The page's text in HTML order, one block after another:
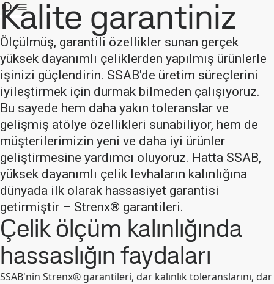
Kalite garantiniz
Ölçülmüş, garantili özellikler sunan gerçek
yüksek dayanımlı çeliklerden yapılmış ürünlerle
işinizi güçlendirin. SSAB'de üretim süreçlerini
iyileştirmek için durmak bilmeden çalışıyoruz.
Bu sayede hem daha yakın toleranslar ve
gelişmiş atölye özellikleri sunabiliyor, hem de
müşterilerimizin yeni ve daha iyi ürünler
geliştirmesine yardımcı oluyoruz. Hatta SSAB,
yüksek dayanımlı çelik levhaların kalınlığına
dünyada ilk olarak hassasiyet garantisi
getirmiştir – Strenx® garantileri.
Çelik ölçüm kalınlığında
hassaslığın faydaları
SSAB'nin Strenx® garantileri, dar kalınlık toleranslarını, dar